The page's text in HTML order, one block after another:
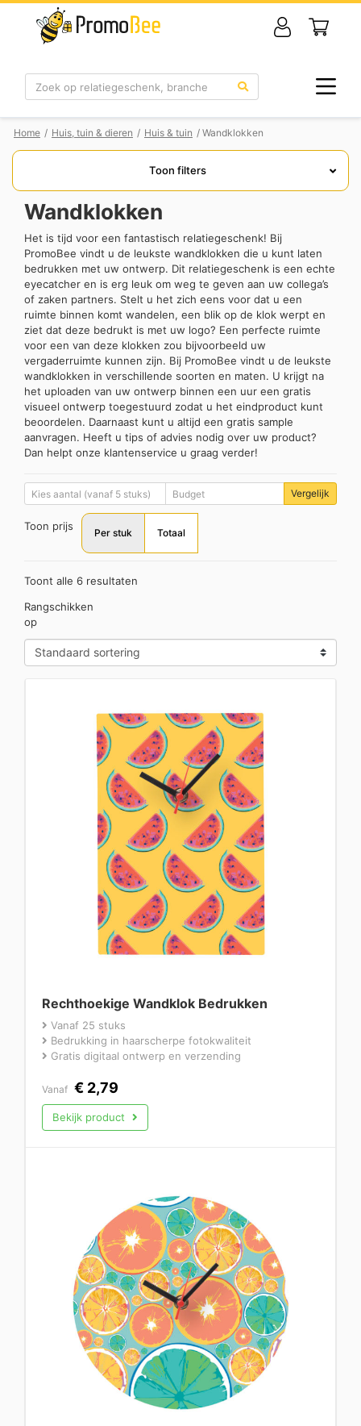
Zoek
Home / Huis, tuin & dieren / Huis & tuin / Wandklokken
Toon filters
Wandklokken
Het is tijd voor een fantastisch relatiegeschenk! Bij
PromoBee vindt u de leukste wandklokken die u kunt laten
bedrukken met uw ontwerp. Dit relatiegeschenk is een echte
eyecatcher en is erg leuk om weg te geven aan uw collega’s
of zaken partners. Stelt u het zich eens voor dat u een
ruimte binnen komt wandelen, een blik op de klok werpt en
ziet dat deze bedrukt is met uw logo? Een perfecte ruimte
voor een van deze klokken zou bijvoorbeeld uw
vergaderruimte kunnen zijn. Bij PromoBee vindt u de leukste
wandklokken in verschillende soorten en maten. U krijgt na
het uploaden van uw ontwerp binnen een uur een gratis
visueel ontwerp toegestuurd zodat u het eindproduct kunt
beoordelen. Daarnaast kunt u altijd een gratis sample
aanvragen. Heeft u tips of advies nodig over uw product?
Dan helpt onze klantenservice u graag verder!
Vergelijk
Toon prijs
Per stuk Totaal
Toont alle 6 resultaten
Rangschikken
op
Rechthoekige Wandklok Bedrukken
Vanaf 25 stuks
Bedrukking in haarscherpe fotokwaliteit
Gratis digitaal ontwerp en verzending
Vanaf € 2,79
Bekijk product